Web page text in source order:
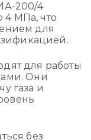
200/4
4 МПа, что
для
для работы
Они
газа и
без